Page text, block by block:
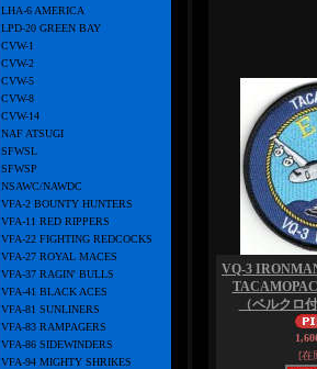
LHA-6 AMERICA
LPD-20 GREEN BAY
CVW-1
CVW-2
CVW-5
CVW-8
CVW-14
NAF ATSUGI
SFWSL
SFWSP
NSAWC/NAWDC
VFA-2 BOUNTY HUNTERS
VFA-11 RED RIPPERS
VFA-22 FIGHTING REDCOCKS
VFA-27 ROYAL MACES
VFA-37 RAGIN' BULLS
VFA-41 BLACK ACES
VFA-81 SUNLINERS
VFA-83 RAMPAGERS
VFA-86 SIDEWINDERS
VFA-94 MIGHTY SHRIKES
VQ-3
（ベルクロ付
[在